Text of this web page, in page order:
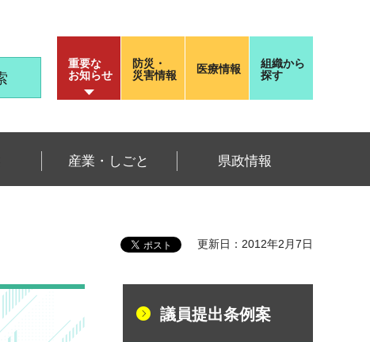
重要な
お知らせ
防災・
災害情報
医療情報
組織から
探す
産業・しごと 県政情報
更新日：2012年2月7日
議員提出条例案